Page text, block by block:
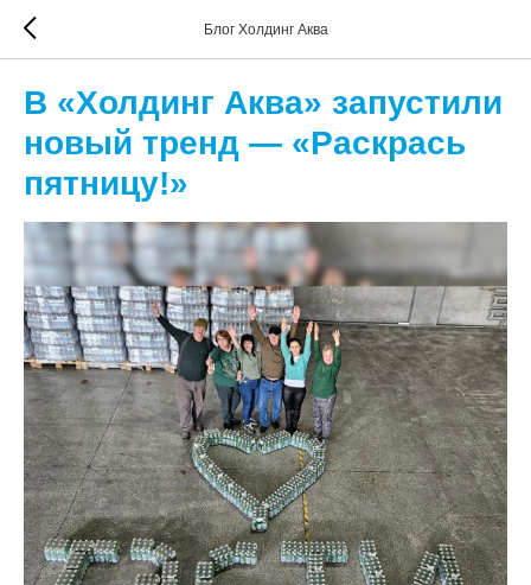
Блог Холдинг Аква
В «Холдинг Аква» запустили
новый тренд — «Раскрась
пятницу!»